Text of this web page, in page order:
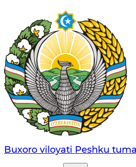
Buxoro viloyati Peshku